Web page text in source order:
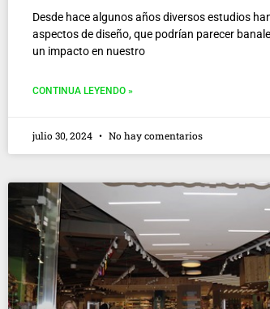
Desde hace algunos años diversos estudios
aspectos de diseño, que podrían parecer
un impacto en nuestro
CONTINUA LEYENDO »
julio 30, 2024 No hay comentarios